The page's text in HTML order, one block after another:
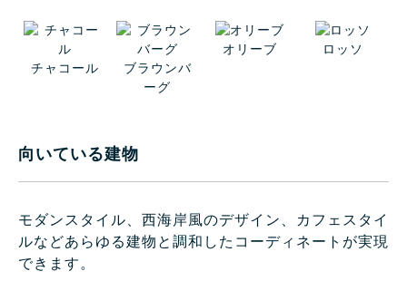
チャコール
ブラウンバ
ーグ
オリーブ ロッソ
向いている建物
モダンスタイル、西海岸風のデザイン、カフェスタイ
ルなどあらゆる建物と調和したコーディネートが実現
できます。